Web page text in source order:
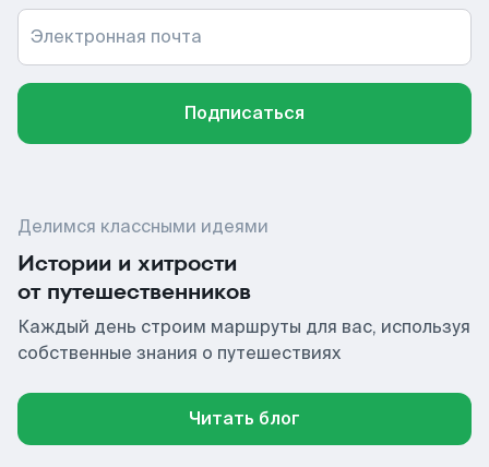
Электронная почта
Подписаться
Делимся классными идеями
Истории и хитрости
от путешественников
Каждый день строим маршруты для вас, используя
собственные знания о путешествиях
Читать блог